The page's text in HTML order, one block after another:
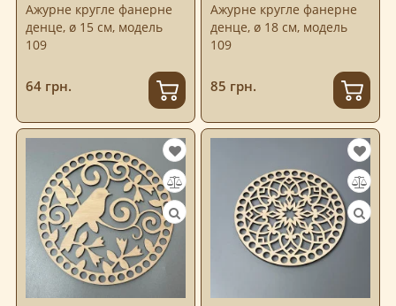
Ажурне кругле фанерне
денце, ø 15 см, модель
109
64 грн.
Ажурне кругле фанерне
денце, ø 18 см, модель
109
85 грн.